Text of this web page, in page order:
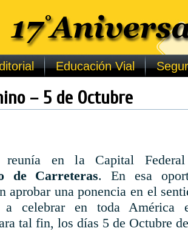
Educación Vial
– 5 de Octubre
reunía en la Capital
de Carreteras. En esa
aprobar una ponencia en el
a celebrar en toda
tal fin, los días 5 de Octubre